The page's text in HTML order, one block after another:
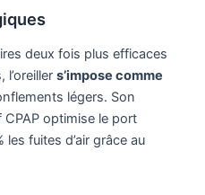
deux fois plus efficaces
s’impose comme
légers. Son
optimise le port
fuites d’air grâce au